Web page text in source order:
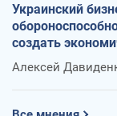
Украинский
создать
Алексей